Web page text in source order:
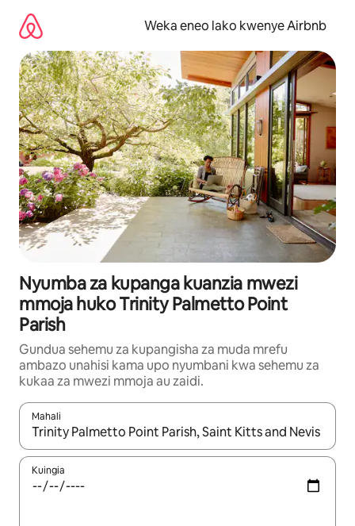
kwenda
kwenye
maudhui
Weka eneo lako kwenye Airbnb
Nyumba za kupanga kuanzia mwezi
mmoja huko Trinity Palmetto Point
Parish
Gundua sehemu za kupangisha za muda mrefu
ambazo unahisi kama upo nyumbani kwa sehemu za
kukaa za mwezi mmoja au zaidi.
Mahali
Wakati matokeo yanapatikana, vinjari kwa kutumia vitufe vya
Kuingia